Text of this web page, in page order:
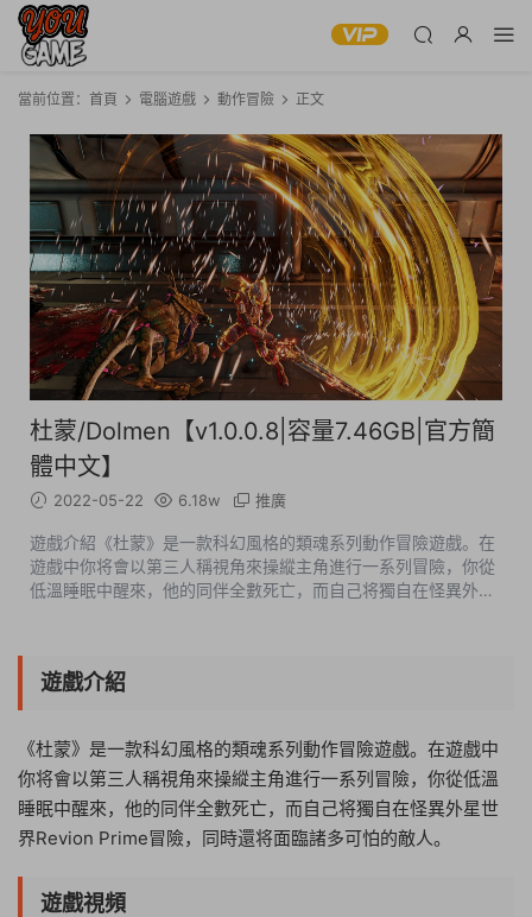
當前位置： 首頁 電腦遊戲 動作冒險 正文
杜蒙/Dolmen【v1.0.0.8|容量7.46GB|官方簡
體中文】
2022-05-22 6.18w 推廣
遊戲介紹《杜蒙》是一款科幻風格的類魂系列動作冒險遊戲。在
遊戲中你将會以第三人稱視角來操縱主角進行一系列冒險，你從
低溫睡眠中醒來，他的同伴全數死亡，而自己将獨自在怪異外星
遊戲介紹
《杜蒙》是一款科幻風格的類魂系列動作冒險遊戲。在遊戲中
你将會以第三人稱視角來操縱主角進行一系列冒險，你從低溫
睡眠中醒來，他的同伴全數死亡，而自己将獨自在怪異外星世
界Revion Prime冒險，同時還将面臨諸多可怕的敵人。
遊戲視頻